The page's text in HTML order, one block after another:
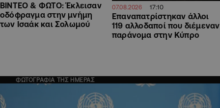
ΒΙΝΤΕΟ & ΦΩΤΟ: Έκλεισαν
οδόφραγμα στην μνήμη
των Ισαάκ και Σολωμού
07.08.2026 17:10
Επαναπατρίστηκαν άλλοι
119 αλλοδαποί που διέμεναν
παράνομα στην Κύπρο
ΦΩΤΟΓΡΑΦΙΑ ΤΗΣ ΗΜΕΡΑΣ